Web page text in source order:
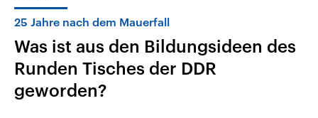
Themen
25 Jahre nach dem Mauerfall
Was ist aus den Bildungsideen des
Runden Tisches der DDR
geworden?